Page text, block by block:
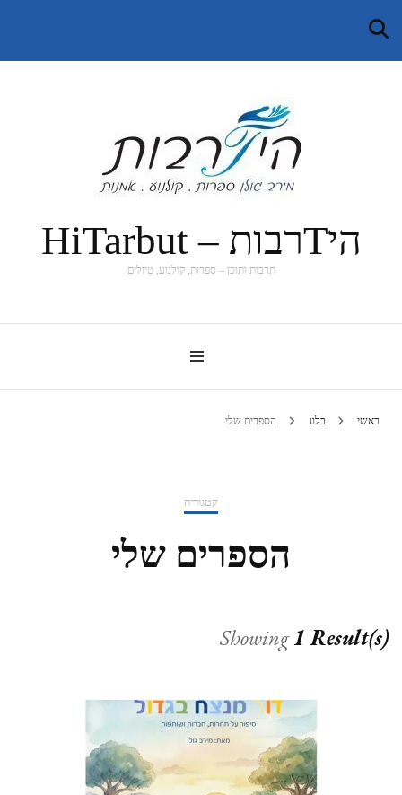
היTרבות – HiTarbut
תרבות ותוכן – ספרות, קולנוע, טיולים
ראשי בלוג הספרים שלי
קטגוריה
הספרים שלי
Showing1 Result(s)